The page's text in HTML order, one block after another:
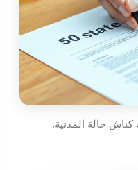
حالة المدنية.